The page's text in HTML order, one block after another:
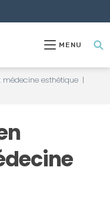
MENU
esthétique |